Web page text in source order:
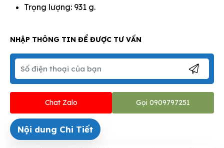
Trọng lượng: 931 g.
NHẬP THÔNG TIN ĐỂ ĐƯỢC TƯ VẤN
Chat Zalo Gọi 0909797251
Nội dung Chi Tiết